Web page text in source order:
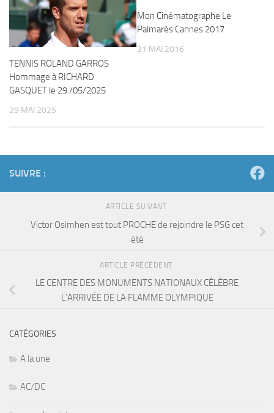
TENNIS ROLAND GARROS
Hommage à RICHARD
GASQUET le 29 /05/2025
29 MAI 2025
Mon Cinématographe Le
Palmarès Cannes 2017
31 MAI 2016
SUIVRE :
ARTICLE SUIVANT
Victor Osimhen est tout PROCHE de rejoindre le PSG cet
été
ARTICLE PRÉCÉDENT
LE CENTRE DES MONUMENTS NATIONAUX CÉLÈBRE
L’ARRIVÉE DE LA FLAMME OLYMPIQUE
CATÉGORIES
A la une
AC/DC